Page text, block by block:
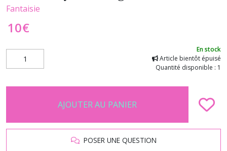
Fantaisie
10€
En stock
Article bientôt épuisé
Quantité disponible : 1
AJOUTER AU PANIER
POSER UNE QUESTION